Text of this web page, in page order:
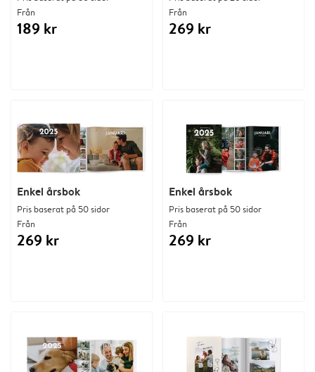
Från
269 kr
Enkel årsbok
Pris baserat på 50 sidor
Från
269 kr
Enkel årsbok
Pris baserat på 50 sidor
Från
269 kr
Från
189 kr